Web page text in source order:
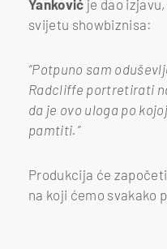
Yanković je dao
svijetu showbiznisa:
“Potpuno sam
Radcliffe portretirati
da je ovo uloga po
pamtiti.”
Produkcija će
na koji ćemo svakako